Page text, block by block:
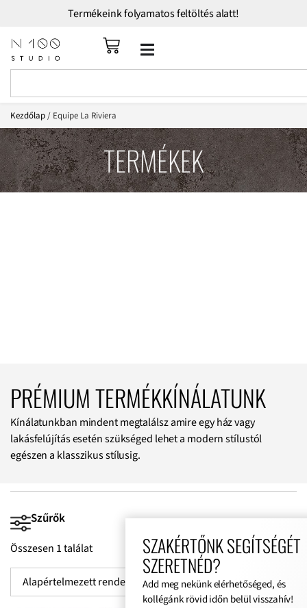
Termékeink folyamatos feltöltés alatt!
Kezdőlap/ Equipe La Riviera
TERMÉKEK
PRÉMIUM TERMÉKKÍNÁLATUNK
Kínálatunkban mindent megtalálsz amire egy ház vagy
lakásfelújítás esetén szükséged lehet a modern stílustól
egészen a klasszikus stílusig.
Szűrők
Összesen 1 találat SZAKÉRTŐNK SEGÍTSÉGÉT
SZERETNÉD?
Add meg nekünk elérhetőséged, és
kollégánk rövid időn belül visszahív!